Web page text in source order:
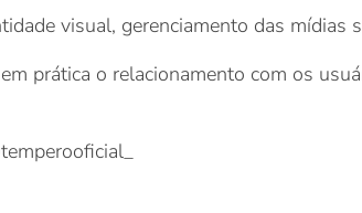
visual, gerenciamento das mídias
prática o relacionamento com os